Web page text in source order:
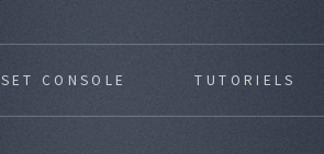
CONSOLE TUTORIELS